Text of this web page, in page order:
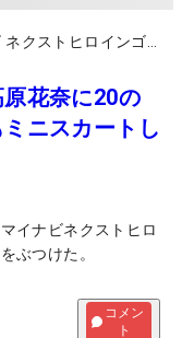
花奈に20の
ニスカートし
イナビネクストヒロ
ぶつけた。
コメン
ト